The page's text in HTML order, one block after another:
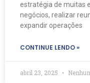
estratégia de muitas
negócios, realizar
expandir operações
CONTINUE LENDO »
abril 23, 2025